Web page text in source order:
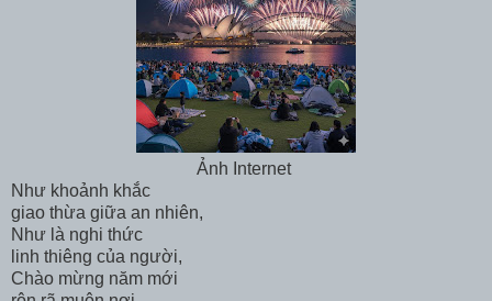
Ảnh Internet
Như khoảnh khắc
giao thừa giữa an nhiên,
Như là nghi thức
linh thiêng của người,
Chào mừng năm mới